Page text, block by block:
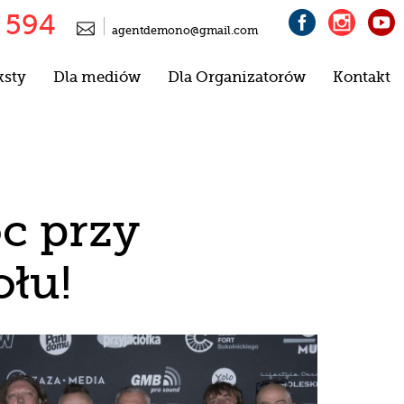
594  agentdemono@gmail.com   
Dla mediów Dla Organizatorów Kontakt
przy